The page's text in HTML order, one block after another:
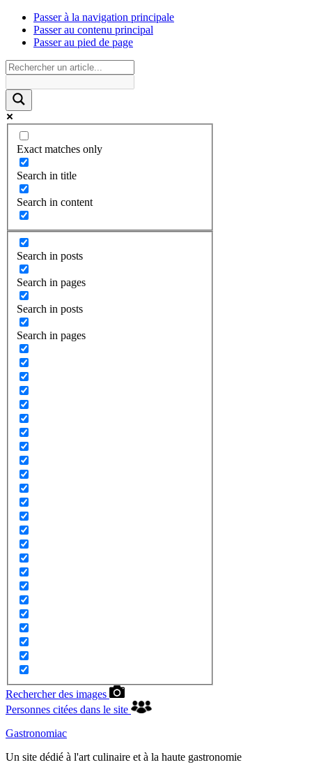
Passer à la navigation principale
Passer au contenu principal
Passer au pied de page
Exact matches only
Search in title
Search in content
Search in posts
Search in pages
Search in posts
Search in pages
Rechercher des images
Personnes citées dans le site
Gastronomiac
Un site dédié à l'art culinaire et à la haute gastronomie